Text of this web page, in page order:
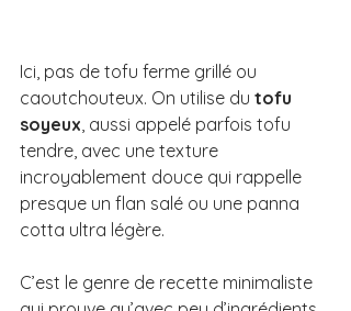
Ici, pas de tofu ferme grillé ou
caoutchouteux. On utilise du tofu
soyeux , aussi appelé parfois tofu
tendre, avec une texture
incroyablement douce qui rappelle
presque un flan salé ou une panna
cotta ultra légère.
C’est le genre de recette minimaliste